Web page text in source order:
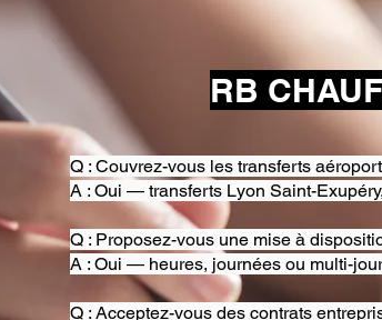
RB
Q : Couvrez-vous les transferts
A : Oui — transferts Lyon Saint-
Q : Proposez-vous une mise à
A : Oui — heures, journées ou multi-
Q : Acceptez-vous des contrats